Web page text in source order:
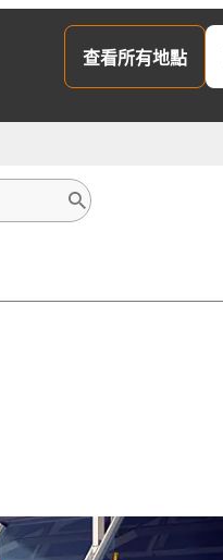
查看所有地點